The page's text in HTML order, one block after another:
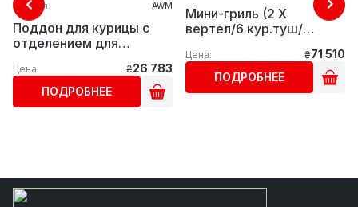
Артикул: AWM
Поддон для курицы с
отделением для
Цена: ₴26 783
ПОДРОБНЕЕ
Мини-гриль (2 Х
вертел/6 кур.туш/
Цена: ₴71 510
ПОДРОБНЕЕ